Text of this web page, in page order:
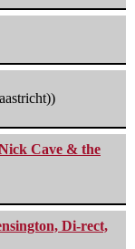
Cave & the
Di-rect,